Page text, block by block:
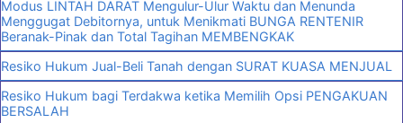
Modus LINTAH DARAT Mengulur-Ulur Waktu dan Menunda
Menggugat Debitornya, untuk Menikmati BUNGA RENTENIR
Beranak-Pinak dan Total Tagihan MEMBENGKAK
Resiko Hukum Jual-Beli Tanah dengan SURAT KUASA MENJUAL
Resiko Hukum bagi Terdakwa ketika Memilih Opsi PENGAKUAN
BERSALAH